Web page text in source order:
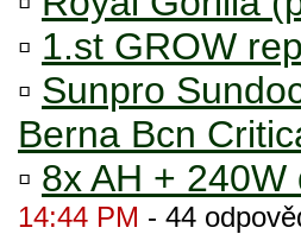
▫ 1.st GROW
▫ Sunpro
Berna Bcn
▫ 8x AH +
14:44 PM - 44